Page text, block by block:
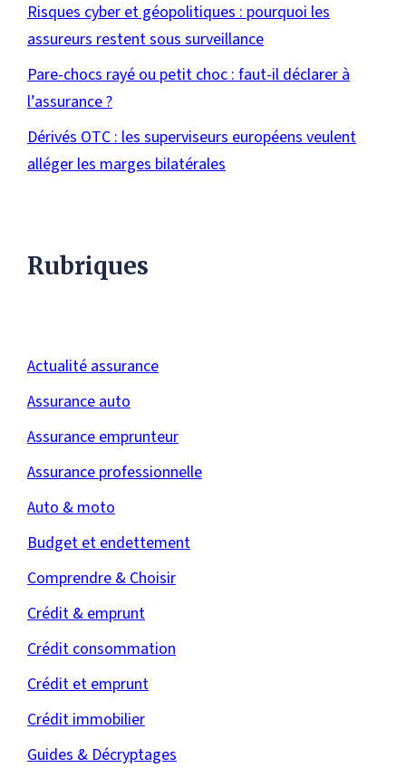
Risques cyber et géopolitiques : pourquoi les
assureurs restent sous surveillance
Pare-chocs rayé ou petit choc : faut-il déclarer à
l’assurance ?
Dérivés OTC : les superviseurs européens veulent
alléger les marges bilatérales
Rubriques
Actualité assurance
Assurance auto
Assurance emprunteur
Assurance professionnelle
Auto & moto
Budget et endettement
Comprendre & Choisir
Crédit & emprunt
Crédit consommation
Crédit et emprunt
Crédit immobilier
Guides & Décryptages